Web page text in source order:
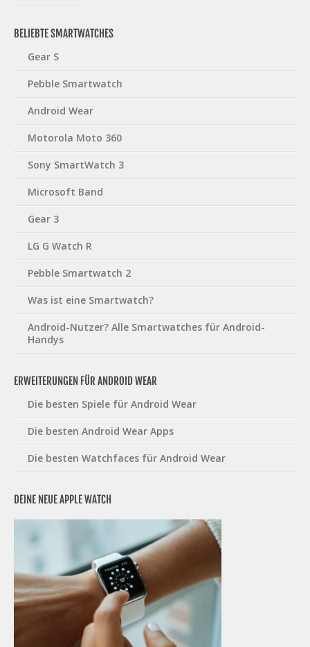
BELIEBTE SMARTWATCHES
Gear S
Pebble Smartwatch
Android Wear
Motorola Moto 360
Sony SmartWatch 3
Microsoft Band
Gear 3
LG G Watch R
Pebble Smartwatch 2
Was ist eine Smartwatch?
Android-Nutzer? Alle Smartwatches für Android-
Handys
ERWEITERUNGEN FÜR ANDROID WEAR
Die besten Spiele für Android Wear
Die besten Android Wear Apps
Die besten Watchfaces für Android Wear
DEINE NEUE APPLE WATCH